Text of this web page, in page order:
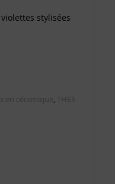
violettes stylisées
zen ou comme
en céramique, THES